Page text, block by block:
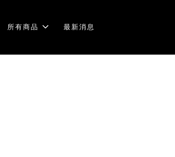
所有商品 最新消息